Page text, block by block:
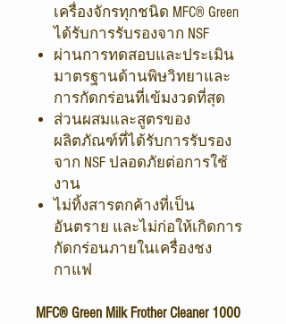
เครื่องจักรทุกชนิด MFC® Green
ได้รับการรับรองจาก NSF
ผ่านการทดสอบและประเมิน
มาตรฐานด้านพิษวิทยาและ
การกัดกร่อนที่เข้มงวดที่สุด
ส่วนผสมและสูตรของ
ผลิตภัณฑ์ที่ได้รับการรับรอง
จาก NSF ปลอดภัยต่อการใช้
งาน
ไม่ทิ้งสารตกค้างที่เป็น
อันตราย และไม่ก่อให้เกิดการ
กัดกร่อนภายในเครื่องชง
กาแฟ
MFC® Green Milk Frother Cleaner 1000